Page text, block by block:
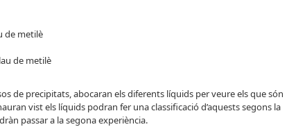
de metilè
de metilè
de precipitats, abocaran els diferents líquids per veure els que són
vist els líquids podran fer una classificació d’aquests segons la
passar a la segona experiència.